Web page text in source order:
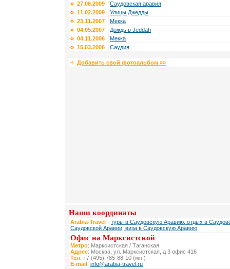
27.06.2009
Саудовская аравия
11.02.2009
Улицы Джедды
23.11.2007
Мекка
04.05.2007
Дождь в Jeddah
04.11.2006
Мекка
15.03.2006
Саудия
Добавить свой фотоальбом »»
Наши координаты
Arabia-Travel - туры в Саудовскую Аравию, отдых в
Саудовской Аравии, виза в Саудовскую Аравию
Офис на Марксистской
Метро: Марксистская / Таганская
Адрес: Москва, ул. Марксистская, д 3 офис 416
Тел: +7 (495) 785-88-10 (мн.)
E-mail: info@arabia-travel.ru